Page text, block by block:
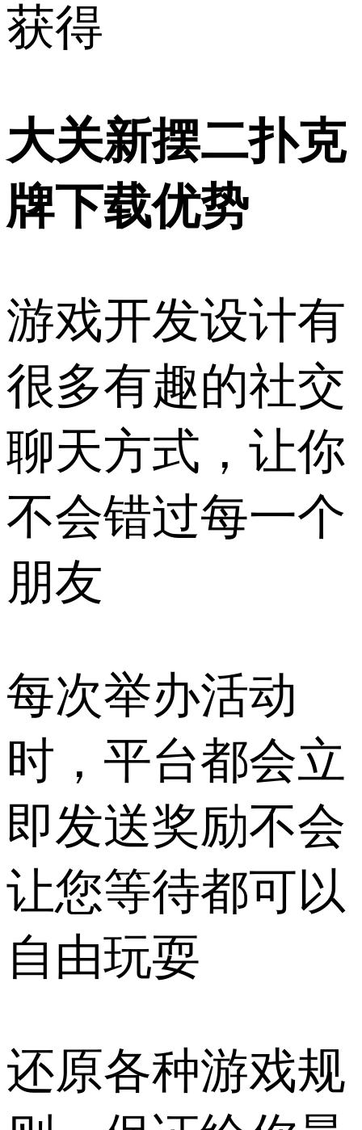
获得
大关新摆二扑克
牌下载优势
游戏开发设计有
很多有趣的社交
聊天方式，让你
不会错过每一个
朋友
每次举办活动
时，平台都会立
即发送奖励不会
让您等待都可以
自由玩耍
还原各种游戏规